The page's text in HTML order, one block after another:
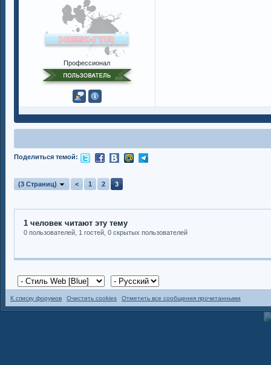
Профессионал
Поделиться темой:
(3 Страниц) < 1 2 3
1 человек читают эту тему
0 пользователей, 1 гостей, 0 скрытых пользователей
К списку форумов Очистить cookies Отметить все сообщения прочитанными